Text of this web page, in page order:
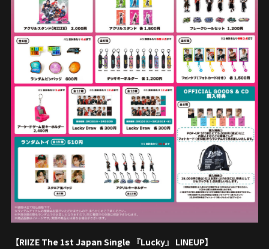
【RIIZE The 1st Japan Single 『Lucky』 LINEUP】